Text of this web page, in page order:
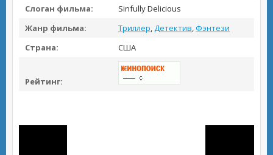
Слоган фильма:
Sinfully Delicious
Жанр фильма:
Триллер,Детектив,Фэнтези
Страна:
США
Рейтинг: